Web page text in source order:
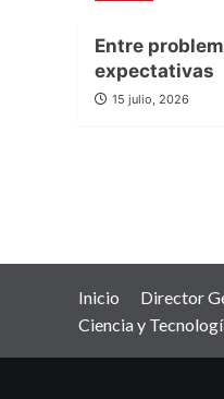
Entre
expectativas
15 julio, 2026
Inicio Director
Ciencia y